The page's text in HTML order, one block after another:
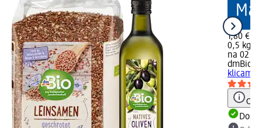
1,80 €
0,5 kg
na
dmBio
klicama,